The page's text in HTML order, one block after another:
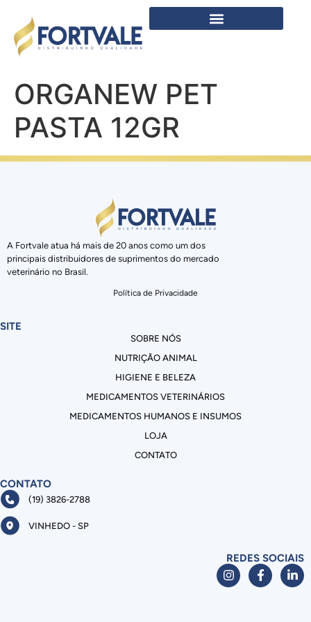
ORGANEW PET
PASTA 12GR
A Fortvale atua há mais de 20 anos como um dos
principais distribuidores de suprimentos do mercado
veterinário no Brasil.
Política de Privacidade
SITE
SOBRE NÓS
NUTRIÇÃO ANIMAL
HIGIENE E BELEZA
MEDICAMENTOS VETERINÁRIOS
MEDICAMENTOS HUMANOS E INSUMOS
LOJA
CONTATO
CONTATO
(19) 3826-2788
VINHEDO - SP
REDES SOCIAIS